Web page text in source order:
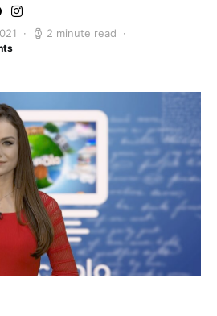
2 minute read